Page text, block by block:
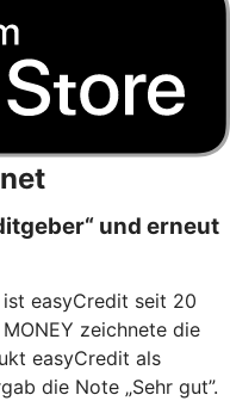
und erneut
ist easyCredit seit 20
zeichnete die
easyCredit als
die Note „Sehr gut”.